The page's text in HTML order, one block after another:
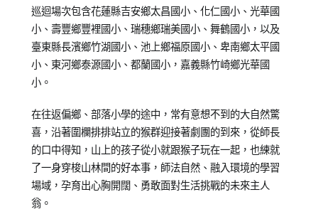
年
兒
童
劇
團
巡迴場次包含花蓮縣吉安鄉太昌國小、化仁國小、光華國
小、壽豐鄉豐裡國小、瑞穗鄉瑞美國小、舞鶴國小，以及
臺東縣長濱鄉竹湖國小、池上鄉福原國小、卑南鄉太平國
小、東河鄉泰源國小、都蘭國小，嘉義縣竹崎鄉光華國
小。
在往返偏鄉、部落小學的途中，常有意想不到的大自然驚
喜，沿著圍欄排排站立的猴群迎接著劇團的到來，從師長
的口中得知，山上的孩子從小就跟猴子玩在一起，也練就
了一身穿梭山林間的好本事，師法自然、融入環境的學習
場域，孕育出心胸開闊、勇敢面對生活挑戰的未來主人
翁。